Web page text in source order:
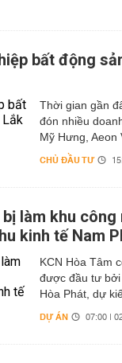
bất động
Thời gian gần
đón nhiều
Mỹ Hưng, Aeon
CHỦ ĐẦU TƯ
làm khu công
kinh tế Nam
KCN Hòa Tâm
được đầu tư bởi
Hòa Phát, dự
DỰ ÁN 07:00 |